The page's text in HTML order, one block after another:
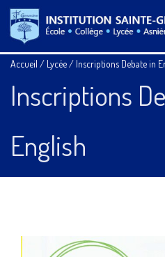
Accueil / Lycée/ Inscriptions Debate in
Inscriptions
English